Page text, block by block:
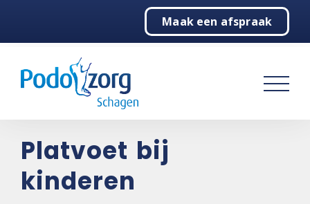
Maak een afspraak
Podologie
Behandelingen
Over ons
Contact
Platvoet bij
kinderen